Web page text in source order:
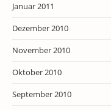
Januar 2011
Dezember 2010
November 2010
Oktober 2010
September 2010